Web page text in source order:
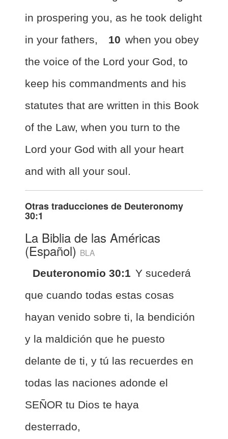
in prospering you, as he took delight
in your fathers,
10 when you obey
the voice of the Lord your God, to
keep his commandments and his
statutes that are written in this Book
of the Law, when you turn to the
Lord your God with all your heart
and with all your soul.
Otras traducciones de Deuteronomy
30:1
La Biblia de las Américas
(Español) BLA
Deuteronomio 30:1 Y sucederá
que cuando todas estas cosas
hayan venido sobre ti, la bendición
y la maldición que he puesto
delante de ti, y tú las recuerdes en
todas las naciones adonde el
SEÑOR tu Dios te haya
desterrado,